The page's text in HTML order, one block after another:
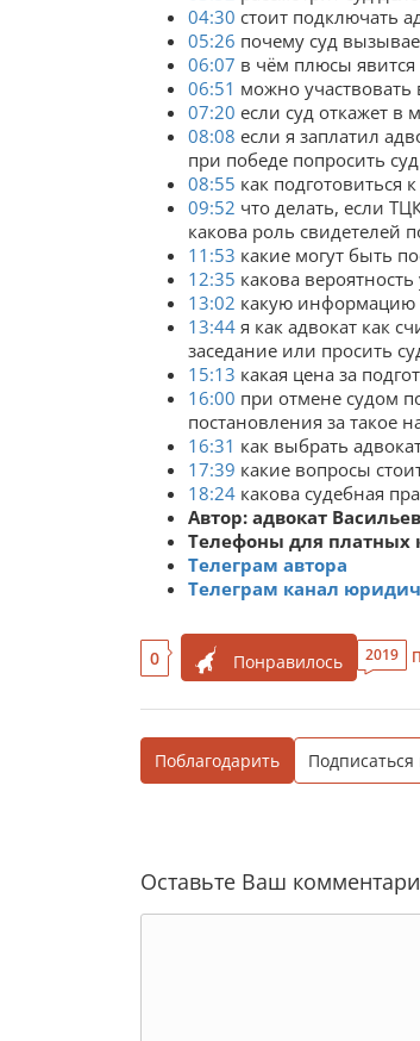
04:30 стоит подключать
05:26 почему суд
06:07 в чём плюсы явится
06:51 можно
07:20 если суд откажет
08:08 если я заплатил
при победе попросить
08:55 как подготовиться
09:52 что делать, если
какова роль свидетелей
11:53 какие могут быть
12:35 какова
13:02 какую информацию
13:44 я как адвокат как
заседание или просить
15:13 какая цена за
16:00 при отмене судом
постановления за такое
16:31 как выбрать
17:39 какие вопросы
18:24 какова судебная
Автор: адвокат
Телефоны для платных
Телеграм автора
Телеграм канал
0 Понравилось 2019
Поблагодарить Подписаться
Оставьте Ваш